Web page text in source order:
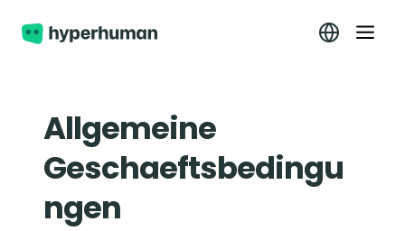
Allgemeine
Geschaeftsbedingu
ngen